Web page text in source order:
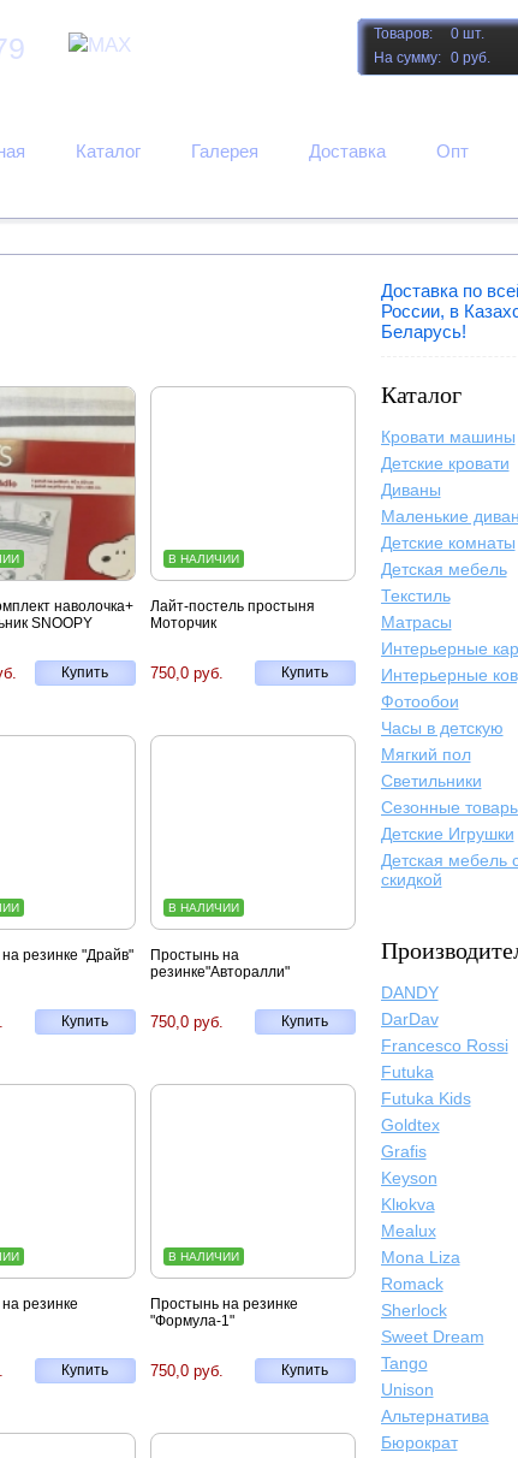
Товаров:
0 шт.
На сумму:
0 руб.
Каталог Галерея Доставка Опт
Доставка по
России, в
Беларусь!
Каталог
Кровати машины
Детские кровати
Диваны
Маленькие
Детские комнаты
Детская мебель
Текстиль
Матрасы
Интерьерные
Интерьерные
Фотообои
Часы в детскую
Мягкий пол
Светильники
Сезонные
Детские Игрушки
Детская мебель
скидкой
DANDY
DarDav
Francesco Rossi
Futuka
Futuka Kids
Goldtex
Grafis
Keyson
Klюkva
Mealux
Mona Liza
Romack
Sherlock
Sweet Dream
Tango
Unison
Альтернатива
Бюрократ
наволочка+
SNOOPY
Купить
В НАЛИЧИИ
Лайт-постель простыня
Моторчик
Купить
750,0 руб.
резинке "Драйв"
Купить
В НАЛИЧИИ
Простынь на
резинке"Авторалли"
Купить
750,0 руб.
резинке
Купить
В НАЛИЧИИ
Простынь на резинке
"Формула-1"
Купить
750,0 руб.